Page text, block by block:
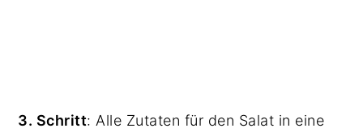
3. Schritt: Alle Zutaten für den Salat in eine